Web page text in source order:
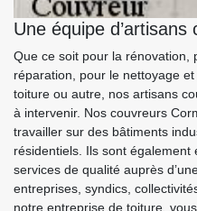
Une équipe
Que ce soit pour la rénovation,
réparation, pour le nettoyage
toiture ou autre, nos artisans
à intervenir. Nos couvreurs
travailler sur des bâtiments
résidentiels. Ils sont
services de qualité auprès
entreprises, syndics,
notre entreprise de toiture,